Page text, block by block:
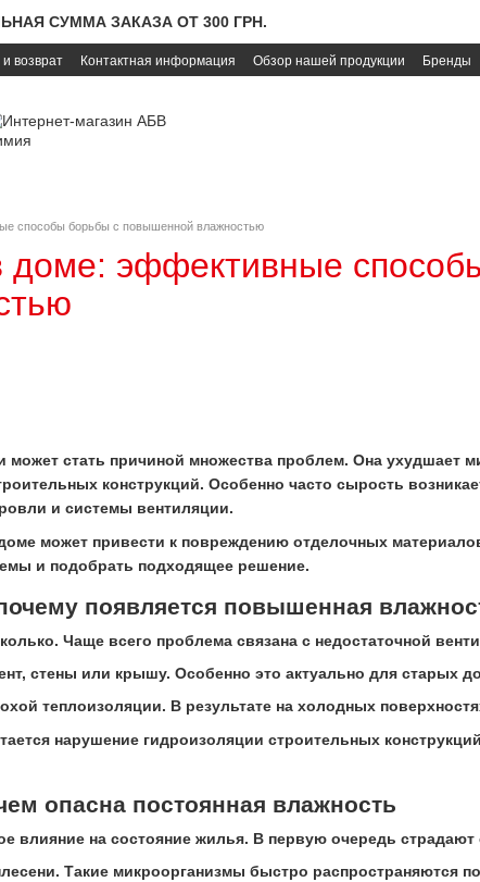
СУММА ЗАКАЗА ОТ 300 ГРН.
возврат Контактная информация Обзор нашей продукции Бренды
способы борьбы с повышенной влажностью
доме: эффективные
стать причиной множества проблем. Она ухудшает
конструкций. Особенно часто сырость
и системы вентиляции.
может привести к повреждению отделочных
и подобрать подходящее решение.
появляется повышенная
Чаще всего проблема связана с недостаточной
стены или крышу. Особенно это актуально для старых
теплоизоляции. В результате на холодных
нарушение гидроизоляции строительных
опасна постоянная влажность
влияние на состояние жилья. В первую очередь
Такие микроорганизмы быстро распространяются